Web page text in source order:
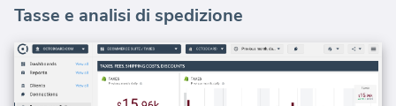
Tasse e analisi di spedizione